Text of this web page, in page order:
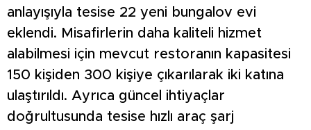
anlayışıyla tesise 22 yeni bungalov evi
eklendi. Misafirlerin daha kaliteli hizmet
alabilmesi için mevcut restoranın kapasitesi
150 kişiden 300 kişiye çıkarılarak iki katına
ulaştırıldı. Ayrıca güncel ihtiyaçlar
doğrultusunda tesise hızlı araç şarj